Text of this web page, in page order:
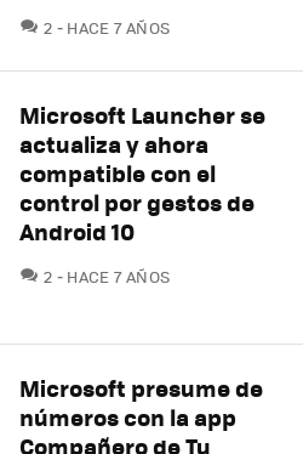
2 COMENTARIOS
HACE 7 AÑOS
Microsoft Launcher se
actualiza y ahora
compatible con el
control por gestos de
Android 10
2 COMENTARIOS
HACE 7 AÑOS
Microsoft presume de
números con la app
Compañero de Tu